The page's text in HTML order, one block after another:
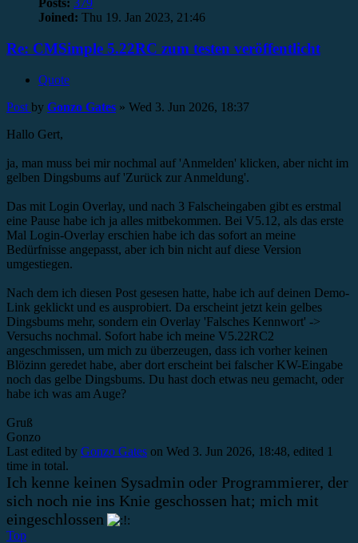
Posts: 379
Joined: Thu 19. Jan 2023, 21:46
Re: CMSimple 5.22RC zum testen veröffentlicht
Quote
Post by Gonzo Gates » Wed 3. Jun 2026, 18:37
Hallo Gert,
ja, man muss bei mir nochmal auf 'Anmelden' klicken, aber nicht im
gelben Dingsbums auf 'Zurück zur Anmeldung'.
Das mit Login Overlay, und nach 3 Falscheingaben gibt es erstmal
eine Pause habe ich ja alles mitbekommen. Bei V5.12, als das erste
Mal Login-Overlay erschien habe ich das sofort an meine
Bedürfnisse angepasst, aber ich bin nicht auf diese Version
umgestiegen.
Nach dem ich diesen Post gesesen hatte, habe ich auf deinen Demo-
Link geklickt und es ausprobiert. Da erscheint jetzt kein gelbes
Dingsbums mehr, sondern ein Overlay 'Falsches Kennwort' ->
Versuchs nochmal. Sofort habe ich meine V5.22RC2
angeschmissen, um mich zu überzeugen, dass ich vorher keinen
Blözinn geredet habe, aber dort erscheint bei falscher KW-Eingabe
noch das gelbe Dingsbums. Du hast doch etwas neu gemacht, oder
habe ich was am Auge?
Gruß
Gonzo
Last edited by Gonzo Gates on Wed 3. Jun 2026, 18:48, edited 1
time in total.
Ich kenne keinen Sysadmin oder Programmierer, der
sich noch nie ins Knie geschossen hat; mich mit
eingeschlossen
Top